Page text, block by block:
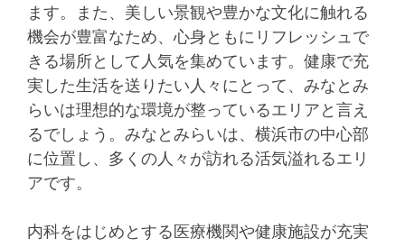
ます。また、美しい景観や豊かな文化に触れる
機会が豊富なため、心身ともにリフレッシュで
きる場所として人気を集めています。健康で充
実した生活を送りたい人々にとって、みなとみ
らいは理想的な環境が整っているエリアと言え
るでしょう。みなとみらいは、横浜市の中心部
に位置し、多くの人々が訪れる活気溢れるエリ
アです。
内科をはじめとする医療機関や健康施設が充実